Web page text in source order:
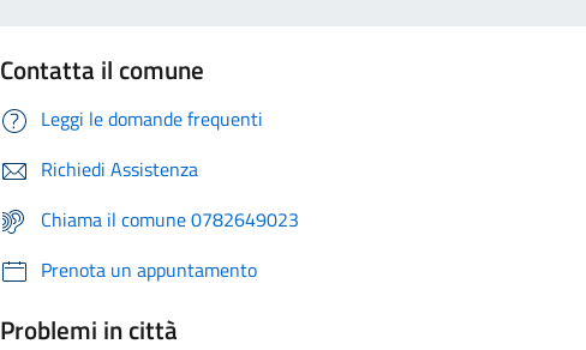
Contatta il comune
Leggi le domande frequenti
Richiedi Assistenza
Chiama il comune 0782649023
Prenota un appuntamento
Problemi in città